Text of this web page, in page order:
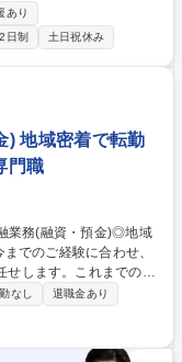
たご経験を活かして事
業
応じてご活躍いただけ
分野でスキルを磨いてい
して勤務いただきま
雇用」を取り入れるな
に貢献◎
あり
日制 土日祝休み
) 地域密着で転勤
門職
せします。これまでの豊
る存在としてのご活躍
理、不動産担保に関す
や顧客対応、事務管理業
なし
退職金あり